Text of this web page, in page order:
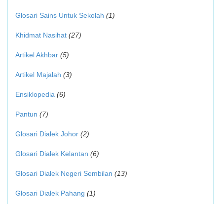
Glosari Sains Untuk Sekolah (1)
Khidmat Nasihat (27)
Artikel Akhbar (5)
Artikel Majalah (3)
Ensiklopedia (6)
Pantun (7)
Glosari Dialek Johor (2)
Glosari Dialek Kelantan (6)
Glosari Dialek Negeri Sembilan (13)
Glosari Dialek Pahang (1)